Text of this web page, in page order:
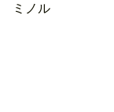
ミノル